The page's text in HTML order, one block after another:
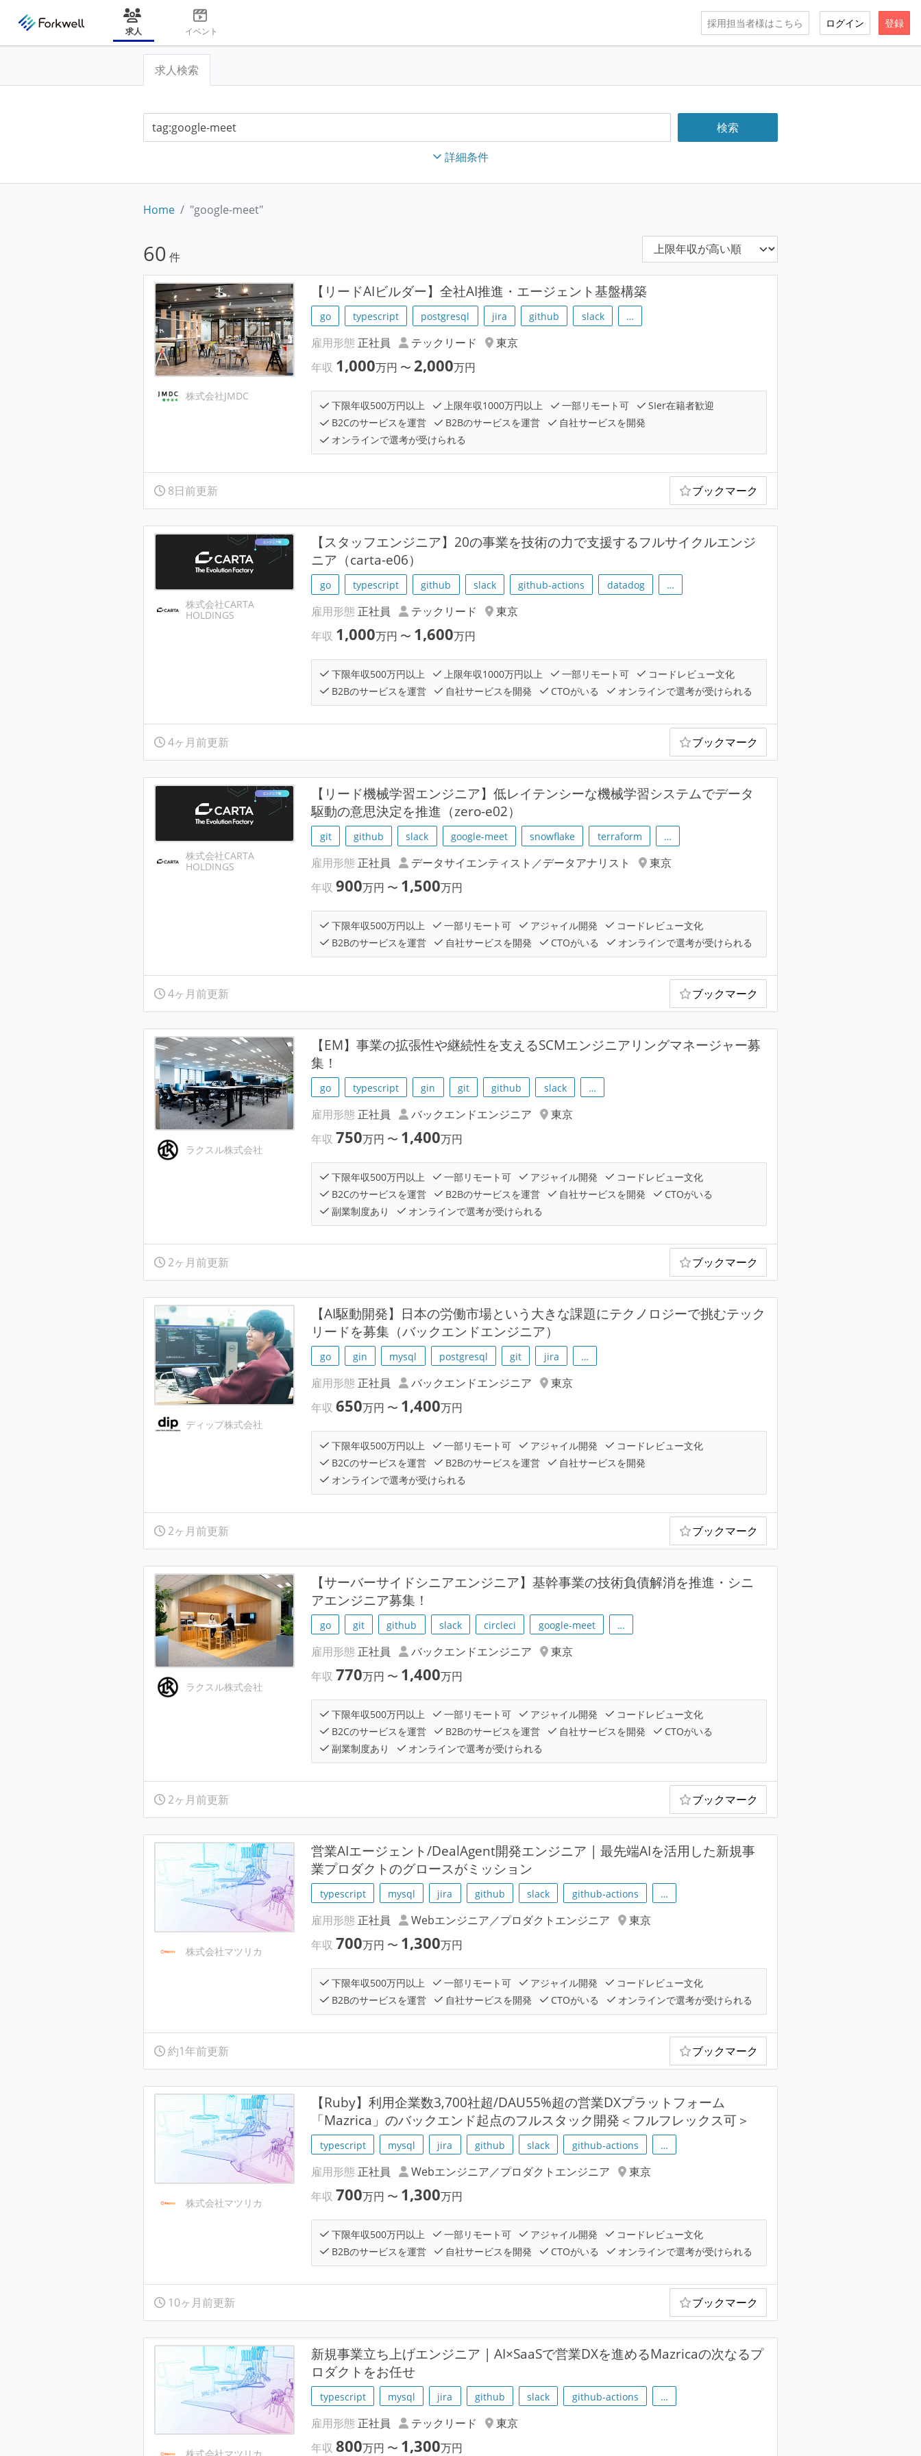
求人 イベント
採用担当者様はこちら ログイン 登録
求人検索
詳細条件
Home "google-meet"
60 件
株式会社JMDC
【リードAIビルダー】全社AI推進・エージェント基盤構築
go typescript postgresql jira github slack …
雇用形態 正社員 テックリード
東京
年収 1,000万円 〜2,000万円
下限年収500万円以上 上限年収1000万円以上 一部リモート可
SIer在籍者歓迎
B2Cのサービスを運営
B2Bのサービスを運営
自社サービスを開発
オンラインで選考が受けられる
8日前更新 ブックマーク
株式会社CARTA
HOLDINGS
【スタッフエンジニア】20の事業を技術の力で支援するフルサイクルエンジ
ニア（carta-e06）
go typescript github slack github-actions datadog …
雇用形態 正社員 テックリード
東京
年収 1,000万円 〜 1,600万円
下限年収500万円以上 上限年収1000万円以上 一部リモート可
コードレビュー文化
B2Bのサービスを運営
自社サービスを開発 CTOがいる オンラインで選考が受けられる
4ヶ月前更新 ブックマーク
株式会社CARTA
HOLDINGS
【リード機械学習エンジニア】低レイテンシーな機械学習システムでデータ
駆動の意思決定を推進（zero-e02）
git github slack google-meet snowflake terraform …
雇用形態 正社員 データサイエンティスト／データアナリスト
東京
年収900万円 〜 1,500万円
下限年収500万円以上 一部リモート可 アジャイル開発
コードレビュー文化
B2Bのサービスを運営
自社サービスを開発 CTOがいる オンラインで選考が受けられる
4ヶ月前更新 ブックマーク
ラクスル株式会社
【EM】事業の拡張性や継続性を支えるSCMエンジニアリングマネージャー募
集！
go typescript gin git github slack …
雇用形態 正社員 バックエンドエンジニア
東京
年収750万円 〜 1,400万円
下限年収500万円以上 一部リモート可 アジャイル開発
コードレビュー文化
B2Cのサービスを運営
B2Bのサービスを運営 自社サービスを開発
CTOがいる
副業制度あり
オンラインで選考が受けられる
2ヶ月前更新 ブックマーク
ディップ株式会社
【AI駆動開発】日本の労働市場という大きな課題にテクノロジーで挑むテック
リードを募集（バックエンドエンジニア）
go gin mysql postgresql git jira …
雇用形態 正社員 バックエンドエンジニア
東京
年収650万円 〜 1,400万円
下限年収500万円以上 一部リモート可 アジャイル開発
コードレビュー文化
B2Cのサービスを運営
B2Bのサービスを運営
自社サービスを開発
オンラインで選考が受けられる
2ヶ月前更新 ブックマーク
ラクスル株式会社
【サーバーサイドシニアエンジニア】基幹事業の技術負債解消を推進・シニ
アエンジニア募集！
go git github slack circleci google-meet …
雇用形態 正社員 バックエンドエンジニア
東京
年収770万円 〜 1,400万円
下限年収500万円以上 一部リモート可 アジャイル開発
コードレビュー文化
B2Cのサービスを運営
B2Bのサービスを運営 自社サービスを開発
CTOがいる
副業制度あり
オンラインで選考が受けられる
2ヶ月前更新 ブックマーク
株式会社マツリカ
営業AIエージェント/DealAgent開発エンジニア | 最先端AIを活用した新規事
業プロダクトのグロースがミッション
typescript mysql jira github slack github-actions …
雇用形態 正社員 Webエンジニア／プロダクトエンジニア
東京
年収700万円 〜 1,300万円
下限年収500万円以上 一部リモート可 アジャイル開発
コードレビュー文化
B2Bのサービスを運営
自社サービスを開発 CTOがいる オンラインで選考が受けられる
約1年前更新 ブックマーク
株式会社マツリカ
【Ruby】利用企業数3,700社超/DAU55%超の営業DXプラットフォーム
「Mazrica」のバックエンド起点のフルスタック開発＜フルフレックス可＞
typescript mysql jira github slack github-actions …
雇用形態 正社員 Webエンジニア／プロダクトエンジニア
東京
年収700万円 〜 1,300万円
下限年収500万円以上 一部リモート可 アジャイル開発
コードレビュー文化
B2Bのサービスを運営
自社サービスを開発 CTOがいる オンラインで選考が受けられる
10ヶ月前更新 ブックマーク
新規事業立ち上げエンジニア | AI×SaaSで営業DXを進めるMazricaの次なるプ
ロダクトをお任せ
typescript mysql jira github slack github-actions …
雇用形態 正社員 テックリード
東京
年収800万円 〜 1,300万円